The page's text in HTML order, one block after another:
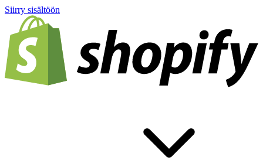
Siirry sisältöön